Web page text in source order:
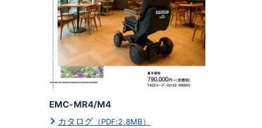
EMC-MR4/M4
カタログ （PDF:2.8MB）